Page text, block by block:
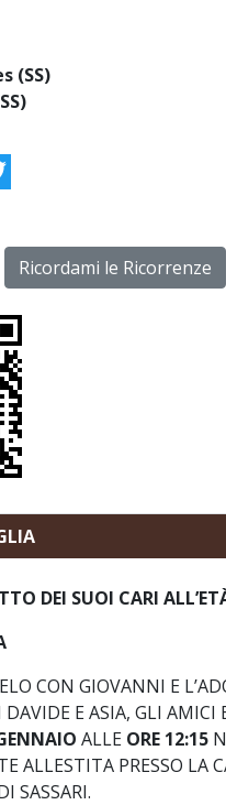
(SS)
Ricordami le Ricorrenze
DEI SUOI CARI
CON GIOVANNI E
E ASIA, GLI
ALLEORE 12:15
ALLESTITA PRESSO LA
SASSARI.